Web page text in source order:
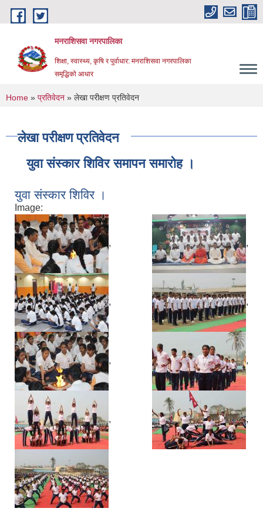
Skip to main content
मनराशिसवा नगरपालिका
शिक्षा, स्वास्थ्य, कृषि र पुर्वाधार: मनराशिसवा नगरपालिका
समृद्धिको आधार
You are here
Home » प्रतिवेदन » लेखा परीक्षण प्रतिवेदन
लेखा परीक्षण प्रतिवेदन
युवा संस्कार शिविर समापन समारोह ।
युवा संस्कार शिविर ।
Image:
, ,
, ,
, ,
, ,